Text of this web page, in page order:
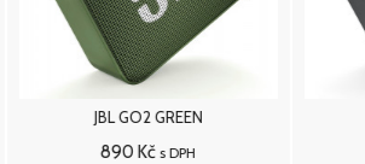
JBL GO2 GREEN
890 Kč s DPH